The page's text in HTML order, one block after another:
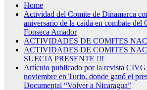
Home
Actividad del Comite de Dinamarca
aniversario de la caída en combate del
Fonseca Amador
ACTIVIDADES DE COMITES
ACTIVIDADES DE COMITES
SUECIA PRESENTE !!!
Artículo publicado por la revista CIVG
noviembre en Turin, donde ganó el
Documental “Volver a Nicaragua”